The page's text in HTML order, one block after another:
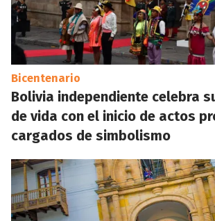
Bicentenario
Bolivia independiente celebra
de vida con el inicio de actos
cargados de simbolismo